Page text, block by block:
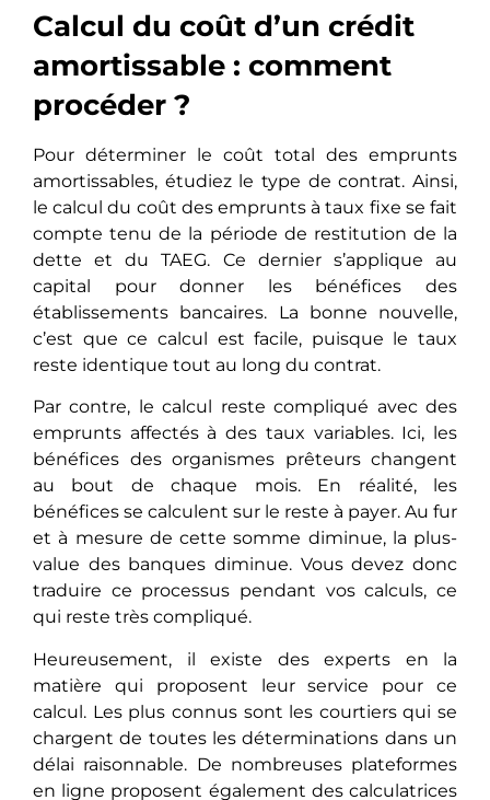
Calcul du coût d’un crédit
amortissable : comment
procéder ?
Pour déterminer le coût total des emprunts
amortissables, étudiez le type de contrat. Ainsi,
le calcul du coût des emprunts à taux fixe se fait
compte tenu de la période de restitution de la
dette et du TAEG. Ce dernier s’applique au
capital pour donner les bénéfices des
établissements bancaires. La bonne nouvelle,
c’est que ce calcul est facile, puisque le taux
reste identique tout au long du contrat.
Par contre, le calcul reste compliqué avec des
emprunts affectés à des taux variables. Ici, les
bénéfices des organismes prêteurs changent
au bout de chaque mois. En réalité, les
bénéfices se calculent sur le reste à payer. Au fur
et à mesure de cette somme diminue, la plus-
value des banques diminue. Vous devez donc
traduire ce processus pendant vos calculs, ce
qui reste très compliqué.
Heureusement, il existe des experts en la
matière qui proposent leur service pour ce
calcul. Les plus connus sont les courtiers qui se
chargent de toutes les déterminations dans un
délai raisonnable. De nombreuses plateformes
en ligne proposent également des calculatrices